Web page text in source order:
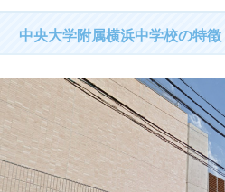
中央大学附属横浜中学校の特徴